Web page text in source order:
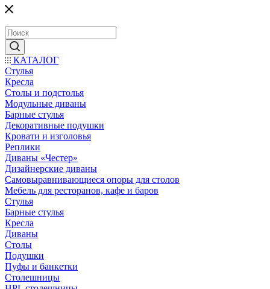
КАТАЛОГ
Стулья
Кресла
Столы и подстолья
Модульные диваны
Барные стулья
Декоративные подушки
Кровати и изголовья
Реплики
Диваны «Честер»
Дизайнерские диваны
Самовыравнивающиеся опоры для столов
Мебель для ресторанов, кафе и баров
Стулья
Барные стулья
Кресла
Диваны
Столы
Подушки
Пуфы и банкетки
Столешницы